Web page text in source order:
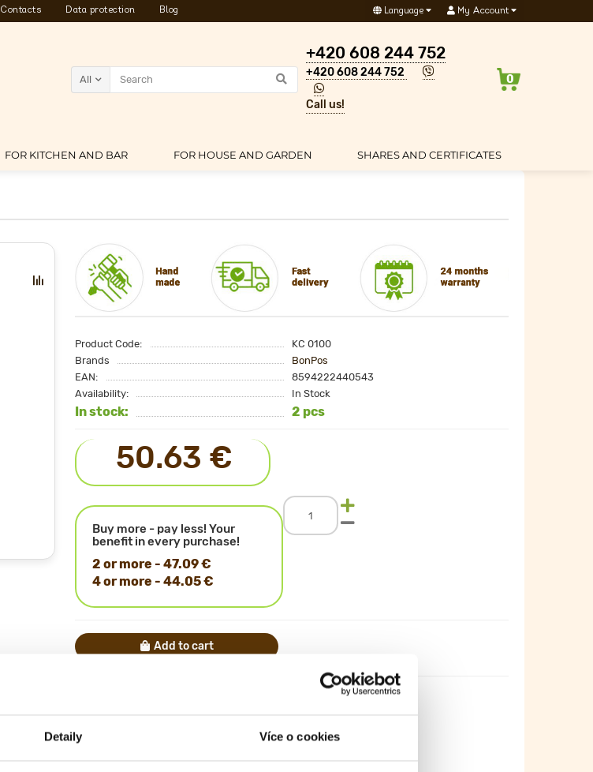
Detaily Více o cookies
My Account
Language
Contacts Data protection Blog
+420 608 244 752
+420 608 244 752
Call us!
0
All
FOR KITCHEN AND BAR FOR HOUSE AND GARDEN SHARES AND CERTIFICATES
Product Code:
KC 0100
Brands
BonPos
EAN:
8594222440543
Availability:
In Stock
In stock: 2 pcs
50.63 €
Buy more - pay less! Your
benefit in every purchase!
2 or more - 47.09 €
4 or more - 44.05 €
Add to cart
Material
- Linden
Hoop material
Stainless steel
Thickness of the bottom part
20 mm